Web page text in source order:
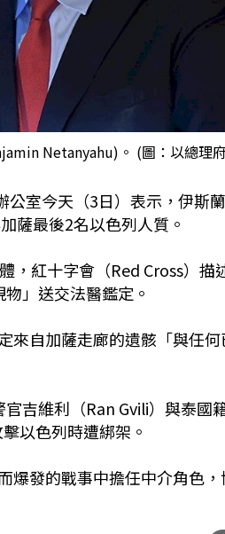
Netanyahu)。 (圖：以總理
室今天（3日）表示，伊斯
薩最後2名以色列人質。
，紅十字會（Red Cross）描
」送交法醫鑑定。
來自加薩走廊的遺骸「與任
吉維利（Ran Gvili）與泰國
以色列時遭綁架。
爆發的戰事中擔任中介角色